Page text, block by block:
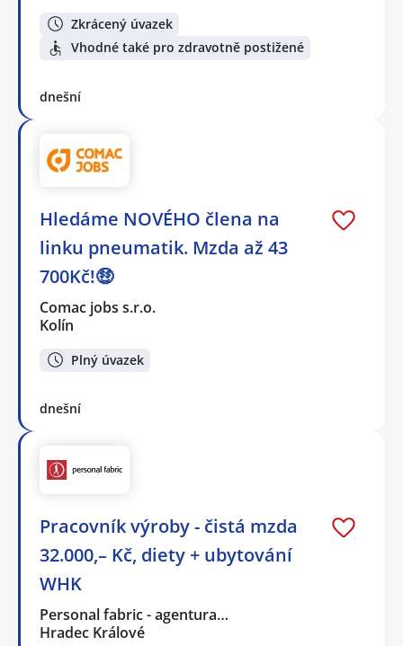
Zkrácený úvazek
Vhodné také pro zdravotně postižené
dnešní
Hledáme NOVÉHO člena na
linku pneumatik. Mzda až 43
700Kč!🤑
Comac jobs s.r.o.
Kolín
Plný úvazek
dnešní
Pracovník výroby - čistá mzda
32.000,– Kč, diety + ubytování
WHK
Personal fabric - agentura…
Hradec Králové